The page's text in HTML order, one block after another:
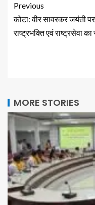
Previous
कोटा: वीर सावरकर जयंती पर
राष्ट्रभक्ति एवं राष्ट्रसेवा
MORE STORIES